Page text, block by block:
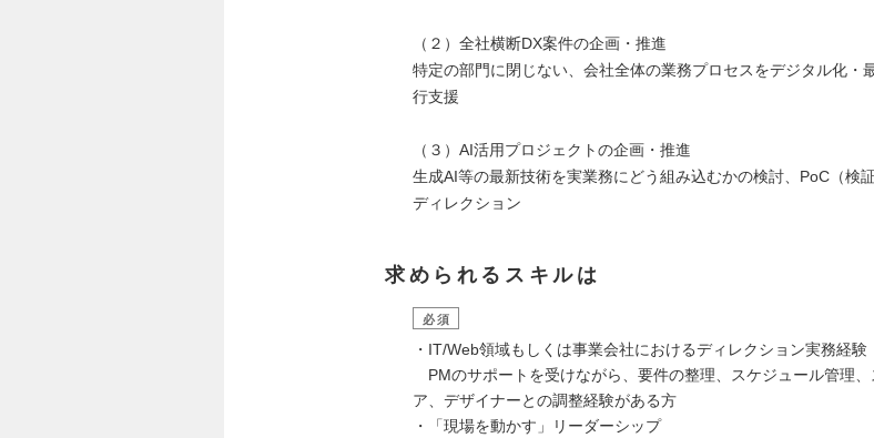
（２）全社横断DX案件の企画・推進
特定の部門に閉じない、会社全体の業務プロセスをデジタル化・
行支援
（３）AI活用プロジェクトの企画・推進
生成AI等の最新技術を実業務にどう組み込むかの検討、PoC（検
ディレクション
求められるスキルは
必須
・IT/Web領域もしくは事業会社におけるディレクション実務経験
PMのサポートを受けながら、要件の整理、スケジュール管理
ア、デザイナーとの調整経験がある方
・「現場を動かす」リーダーシップ